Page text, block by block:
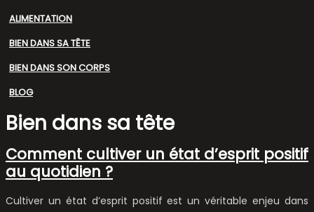
ALIMENTATION
BIEN DANS SA TÊTE
BIEN DANS SON CORPS
BLOG
Bien dans sa tête
Comment cultiver un état d’esprit positif
au quotidien ?
Cultiver un état d’esprit positif est un véritable enjeu dans